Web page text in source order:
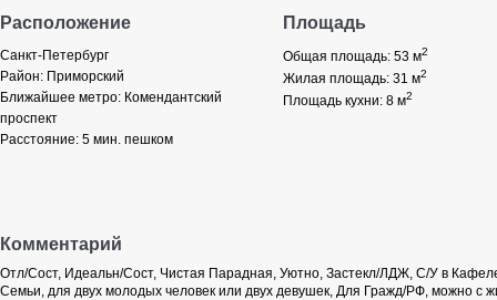
Расположение
Санкт-Петербург
Район: Приморский
Ближайшее метро: Комендантский
проспект
Расстояние: 5 мин. пешком
Площадь
Общая площадь: 53 м2
Жилая площадь: 31 м2
Площадь кухни: 8 м2
Комментарий
Отл/Сост, Идеальн/Сост, Чистая Парадная, Уютно, Застекл/ЛДЖ, С/У в
Семьи, для двух молодых человек или двух девушек, Для Гражд/РФ, можно с